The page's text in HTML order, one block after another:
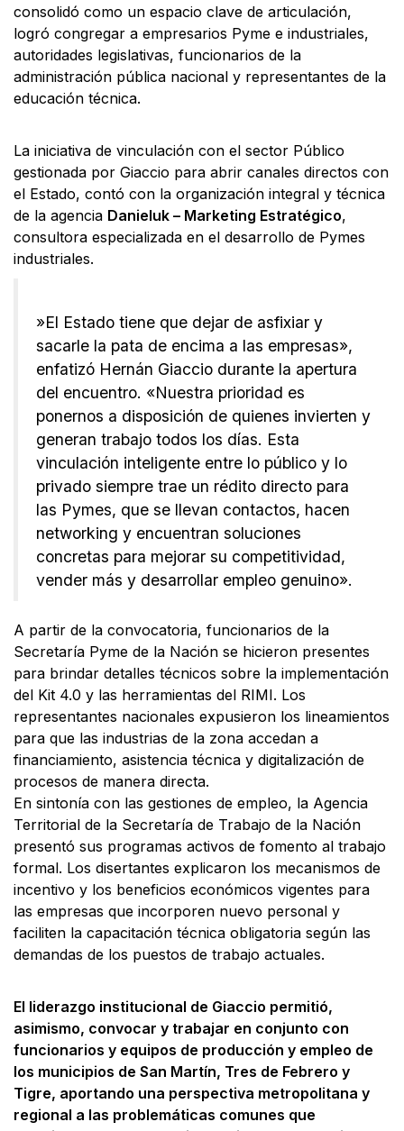
consolidó como un espacio clave de articulación,
logró congregar a empresarios Pyme e industriales,
autoridades legislativas, funcionarios de la
administración pública nacional y representantes de la
educación técnica.
​La iniciativa de vinculación con el sector Público
gestionada por Giaccio para abrir canales directos con
el Estado, contó con la organización integral y técnica
de la agencia Danieluk – Marketing Estratégico,
consultora especializada en el desarrollo de Pymes
industriales.
​»El Estado tiene que dejar de asfixiar y
sacarle la pata de encima a las empresas»,
enfatizó Hernán Giaccio durante la apertura
del encuentro. «Nuestra prioridad es
ponernos a disposición de quienes invierten y
generan trabajo todos los días. Esta
vinculación inteligente entre lo público y lo
privado siempre trae un rédito directo para
las Pymes, que se llevan contactos, hacen
networking y encuentran soluciones
concretas para mejorar su competitividad,
vender más y desarrollar empleo genuino».
​A partir de la convocatoria, funcionarios de la
Secretaría Pyme de la Nación se hicieron presentes
para brindar detalles técnicos sobre la implementación
del Kit 4.0 y las herramientas del RIMI. Los
representantes nacionales expusieron los lineamientos
para que las industrias de la zona accedan a
financiamiento, asistencia técnica y digitalización de
procesos de manera directa.
​En sintonía con las gestiones de empleo, la Agencia
Territorial de la Secretaría de Trabajo de la Nación
presentó sus programas activos de fomento al trabajo
formal. Los disertantes explicaron los mecanismos de
incentivo y los beneficios económicos vigentes para
las empresas que incorporen nuevo personal y
faciliten la capacitación técnica obligatoria según las
demandas de los puestos de trabajo actuales.
​El liderazgo institucional de Giaccio permitió,
asimismo, convocar y trabajar en conjunto con
funcionarios y equipos de producción y empleo de
los municipios de San Martín, Tres de Febrero y
Tigre, aportando una perspectiva metropolitana y
regional a las problemáticas comunes que